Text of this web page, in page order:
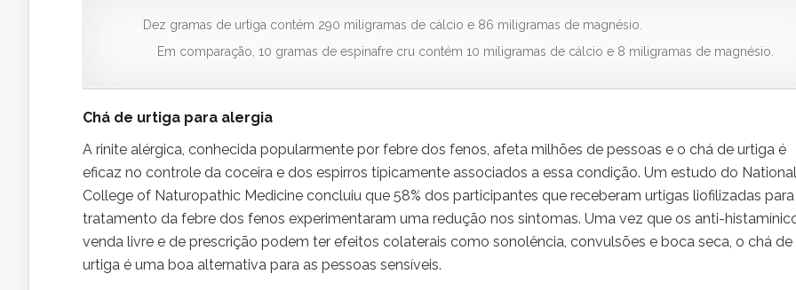
Dez gramas de urtiga contém 290 miligramas de cálcio e 86 miligramas de magnésio.
Em comparação, 10 gramas de espinafre cru contém 10 miligramas de cálcio e 8 miligramas de magnésio.
Chá de urtiga para alergia
A rinite alérgica, conhecida popularmente por febre dos fenos, afeta milhões de pessoas e o chá de urtiga é
eficaz no controle da coceira e dos espirros tipicamente associados a essa condição. Um estudo do National
College of Naturopathic Medicine concluiu que 58% dos participantes que receberam urtigas liofilizadas
tratamento da febre dos fenos experimentaram uma redução nos sintomas. Uma vez que os anti-
venda livre e de prescrição podem ter efeitos colaterais como sonolência, convulsões e boca seca, o chá de
urtiga é uma boa alternativa para as pessoas sensíveis.